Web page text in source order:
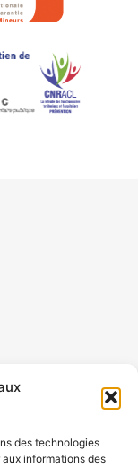
des technologies
informations des